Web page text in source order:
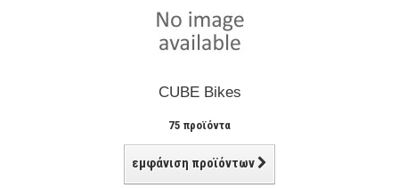
CUBE Bikes
75 προϊόντα
εμφάνιση προϊόντων